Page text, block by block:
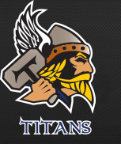
Titans signent leur 4e choix
repechage | Titans de